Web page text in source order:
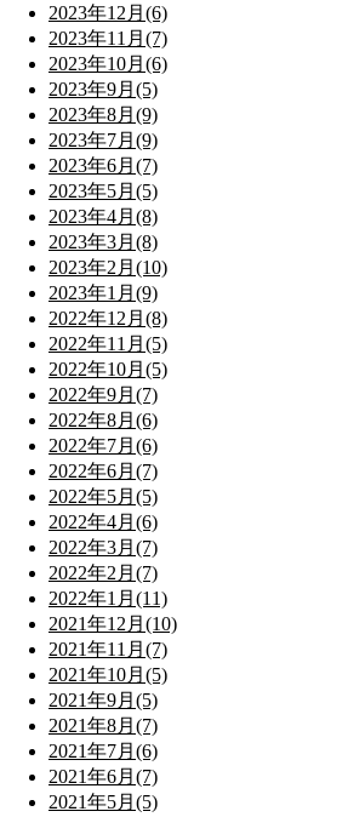
2023年12月(6)
2023年11月(7)
2023年10月(6)
2023年9月(5)
2023年8月(9)
2023年7月(9)
2023年6月(7)
2023年5月(5)
2023年4月(8)
2023年3月(8)
2023年2月(10)
2023年1月(9)
2022年12月(8)
2022年11月(5)
2022年10月(5)
2022年9月(7)
2022年8月(6)
2022年7月(6)
2022年6月(7)
2022年5月(5)
2022年4月(6)
2022年3月(7)
2022年2月(7)
2022年1月(11)
2021年12月(10)
2021年11月(7)
2021年10月(5)
2021年9月(5)
2021年8月(7)
2021年7月(6)
2021年6月(7)
2021年5月(5)